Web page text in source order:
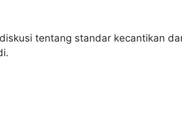
tentang standar kecantikan